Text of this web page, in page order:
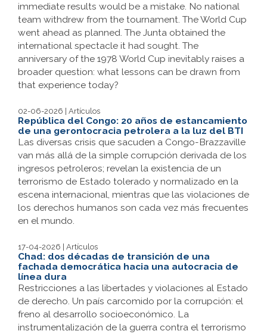
immediate results would be a mistake. No national
team withdrew from the tournament. The World Cup
went ahead as planned. The Junta obtained the
international spectacle it had sought. The
anniversary of the 1978 World Cup inevitably raises a
broader question: what lessons can be drawn from
that experience today?
02-06-2026 | Artículos
República del Congo: 20 años de estancamiento
de una gerontocracia petrolera a la luz del BTI
Las diversas crisis que sacuden a Congo-Brazzaville
van más allá de la simple corrupción derivada de los
ingresos petroleros; revelan la existencia de un
terrorismo de Estado tolerado y normalizado en la
escena internacional, mientras que las violaciones de
los derechos humanos son cada vez más frecuentes
en el mundo.
17-04-2026 | Artículos
Chad: dos décadas de transición de una
fachada democrática hacia una autocracia de
línea dura
Restricciones a las libertades y violaciones al Estado
de derecho. Un país carcomido por la corrupción: el
freno al desarrollo socioeconómico. La
instrumentalización de la guerra contra el terrorismo